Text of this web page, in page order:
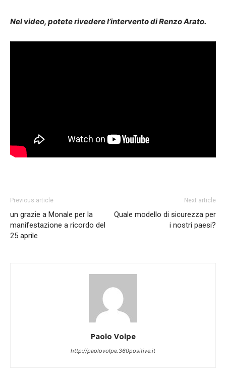
Nel video, potete rivedere l’intervento di Renzo Arato.
Previous article
un grazie a Monale per la
manifestazione a ricordo del
25 aprile
Next article
Quale modello di sicurezza per
i nostri paesi?
Paolo Volpe
http://paolovolpe.360positive.it